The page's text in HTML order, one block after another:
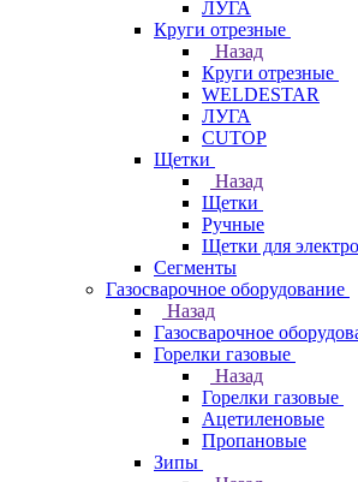
ЛУГА
Круги отрезные
Назад
Круги отрезные
WELDESTAR
ЛУГА
CUTOP
Щетки
Назад
Щетки
Ручные
Щетки для
Сегменты
Газосварочное оборудование
Назад
Газосварочное
Горелки газовые
Назад
Горелки газовые
Ацетиленовые
Пропановые
Зипы